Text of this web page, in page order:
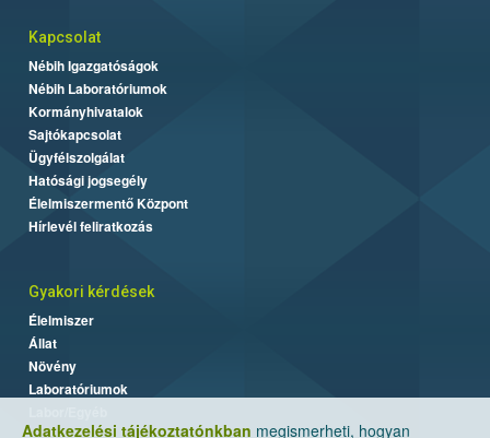
Adatkezelési tájékoztatónkban megismerheti, hogyan
Kapcsolat
Nébih Igazgatóságok
Nébih Laboratóriumok
Kormányhivatalok
Sajtókapcsolat
Ügyfélszolgálat
Hatósági jogsegély
Élelmiszermentő Központ
Hírlevél feliratkozás
Gyakori kérdések
Élelmiszer
Állat
Növény
Laboratóriumok